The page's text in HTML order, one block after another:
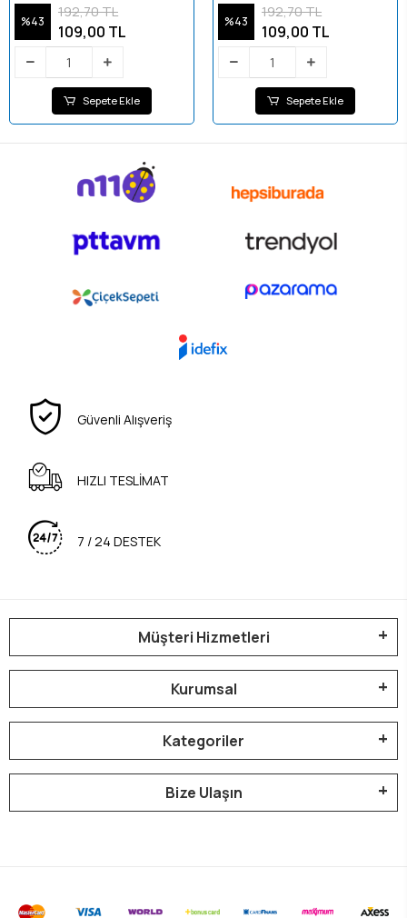
%43
192,70 TL
109,00 TL
Sepete Ekle
%43
192,70 TL
109,00 TL
Sepete Ekle
Güvenli Alışveriş
HIZLI TESLİMAT
7 / 24 DESTEK
Müşteri Hizmetleri
Kurumsal
Kategoriler
Bize Ulaşın